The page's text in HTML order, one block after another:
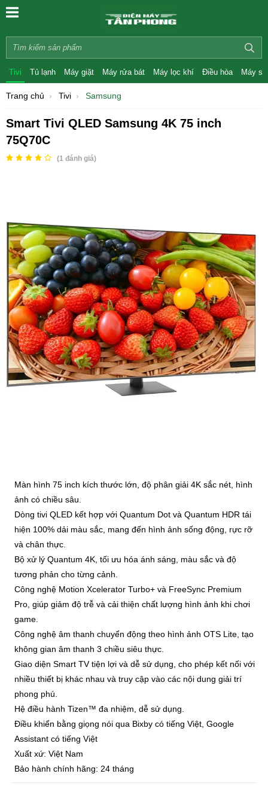
Tivi Tủ lạnh Máy giặt Máy rửa bát Máy lọc khí Điều hòa Máy
Trang chủ Tivi Samsung
Smart Tivi QLED Samsung 4K 75 inch
75Q70C
(1 đánh giá)
Màn hình 75 inch kích thước lớn, độ phân giải 4K sắc nét, hình
ảnh có chiều sâu.
Dòng tivi QLED kết hợp với Quantum Dot và Quantum HDR tái
hiện 100% dải màu sắc, mang đến hình ảnh sống động, rực rỡ
và chân thực.
Bộ xử lý Quantum 4K, tối ưu hóa ánh sáng, màu sắc và độ
tương phản cho từng cảnh.
Công nghệ Motion Xcelerator Turbo+ và FreeSync Premium
Pro, giúp giảm độ trễ và cải thiện chất lượng hình ảnh khi chơi
game.
Công nghệ âm thanh chuyển động theo hình ảnh OTS Lite, tạo
không gian âm thanh 3 chiều siêu thực.
Giao diện Smart TV tiện lợi và dễ sử dụng, cho phép kết nối với
nhiều thiết bị khác nhau và truy cập vào các nội dung giải trí
phong phú.
Hệ điều hành Tizen™ đa nhiệm, dễ sử dụng.
Điều khiển bằng giọng nói qua Bixby có tiếng Việt, Google
Assistant có tiếng Việt
Xuất xứ: Việt Nam
Bảo hành chính hãng: 24 tháng